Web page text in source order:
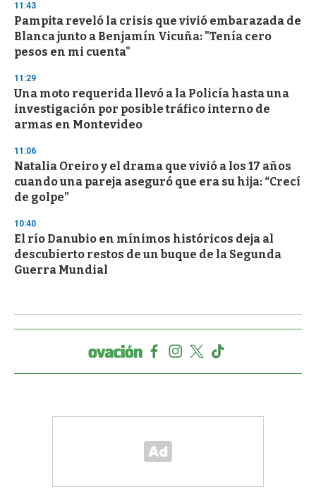
11:43
Pampita reveló la crisis que vivió embarazada de
Blanca junto a Benjamín Vicuña: "Tenía cero
pesos en mi cuenta"
11:29
Una moto requerida llevó a la Policía hasta una
investigación por posible tráfico interno de
armas en Montevideo
11:06
Natalia Oreiro y el drama que vivió a los 17 años
cuando una pareja aseguró que era su hija: “Crecí
de golpe”
10:40
El río Danubio en mínimos históricos deja al
descubierto restos de un buque de la Segunda
Guerra Mundial